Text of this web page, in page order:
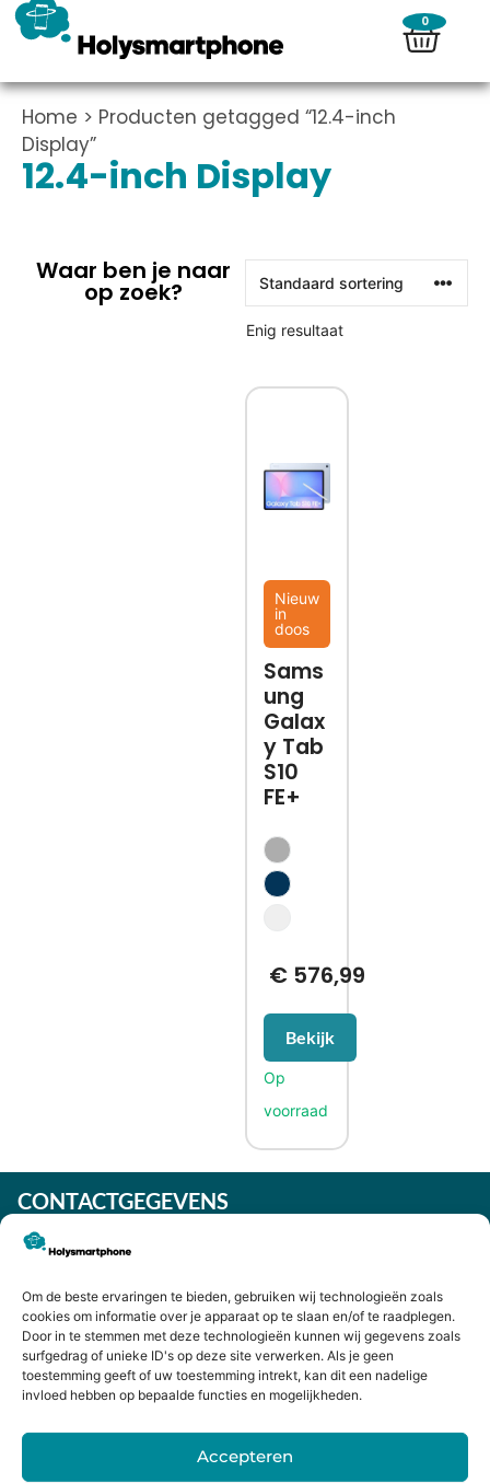
Om de beste ervaringen te bieden, gebruiken wij technologieën zoals
cookies om informatie over je apparaat op te slaan en/of te raadplegen.
Door in te stemmen met deze technologieën kunnen wij gegevens zoals
surfgedrag of unieke ID's op deze site verwerken. Als je geen
toestemming geeft of uw toestemming intrekt, kan dit een nadelige
invloed hebben op bepaalde functies en mogelijkheden.
Accepteren
0
Home > Producten getagged “12.4-inch
Display”
12.4-inch Display
Waar ben je naar
op zoek?
Enig resultaat
Nieuw
in
doos
Sams
ung
Galax
y Tab
S10
FE+
€576,99
Bekijk
CONTACTGEGEVENS
1561 DE, Krommenie
info@holysmartphone.nl
Maandag:
11:00 - 18:00
Dinsdag:
09:00 - 18:00